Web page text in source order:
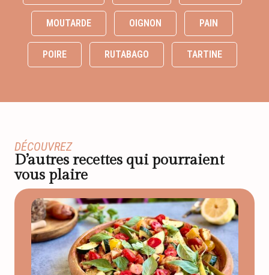
MOUTARDE OIGNON PAIN
POIRE RUTABAGO TARTINE
DÉCOUVREZ
D’autres recettes qui pourraient
vous plaire